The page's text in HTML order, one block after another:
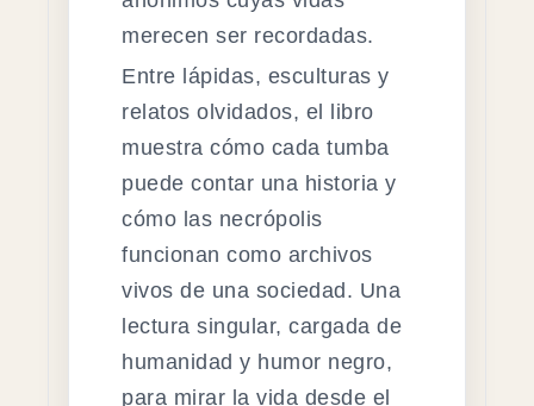
merecen ser recordadas.
Entre lápidas, esculturas y
relatos olvidados, el libro
muestra cómo cada tumba
puede contar una historia y
cómo las necrópolis
funcionan como archivos
vivos de una sociedad. Una
lectura singular, cargada de
humanidad y humor negro,
para mirar la vida desde el